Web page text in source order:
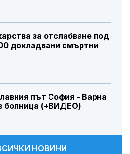
за отслабване под
докладвани смъртни
път София - Варна
болница (+ВИДЕО)
НОВИНИ